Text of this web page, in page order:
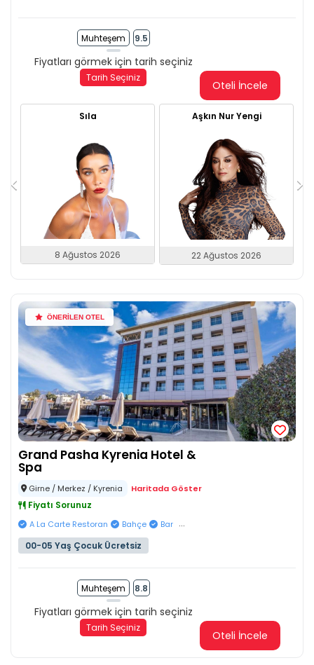
Muhteşem 9.5
Fiyatları görmek için tarih seçiniz
Tarih Seçiniz
Oteli İncele
Sıla
8 Ağustos 2026
Aşkın Nur Yengi
22 Ağustos 2026
ÖNERİLEN OTEL
Grand Pasha Kyrenia Hotel &
Spa
Girne / Merkez / Kyrenia Haritada Göster
Fiyatı Sorunuz
A La Carte Restoran Bahçe Bar ...
00-05 Yaş Çocuk Ücretsiz
Muhteşem 8.8
Fiyatları görmek için tarih seçiniz
Tarih Seçiniz
Oteli İncele